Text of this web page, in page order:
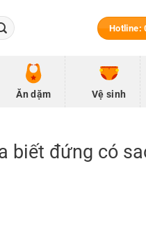
Hotline:
Ăn dặm Vệ sinh
biết đứng có